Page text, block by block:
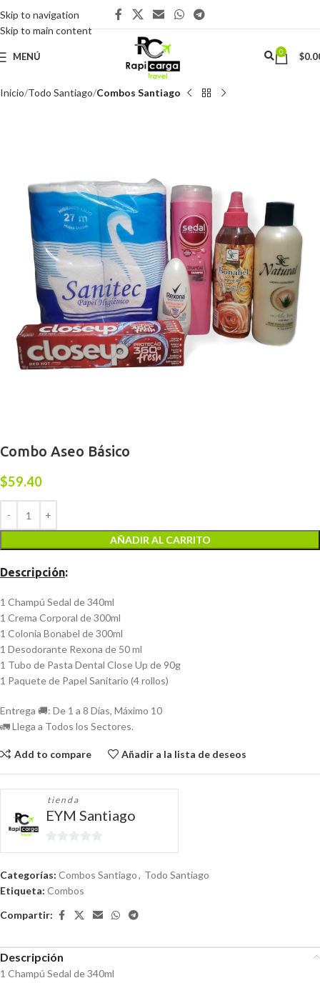
Skip to navigation
Skip to main content
MENÚ 0 $
Inicio Todo Santiago Combos Santiago
Combo Aseo Básico
$59.40
AÑADIR AL CARRITO
Descripción:
1 Champú Sedal de 340ml
1 Crema Corporal de 300ml
1 Colonia Bonabel de 300ml
1 Desodorante Rexona de 50 ml
1 Tubo de Pasta Dental Close Up de 90g
1 Paquete de Papel Sanitario (4 rollos)
Entrega 🚚: De 1 a 8 Días, Máximo 10
🚛 Llega a Todos los Sectores.
Add to compare Añadir a la lista de deseos
tienda
EYM Santiago
0
Categorías: Combos Santiago, Todo Santiago
Etiqueta: Combos
Compartir:
Descripción
1 Champú Sedal de 340ml